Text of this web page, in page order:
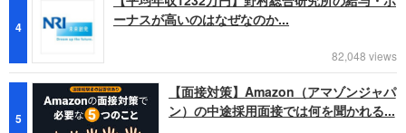
4
ーナスが高いのはなぜなのか...
82,048 views
5
【面接対策】Amazon（アマゾンジャパ
ン）の中途採用面接では何を聞かれる...